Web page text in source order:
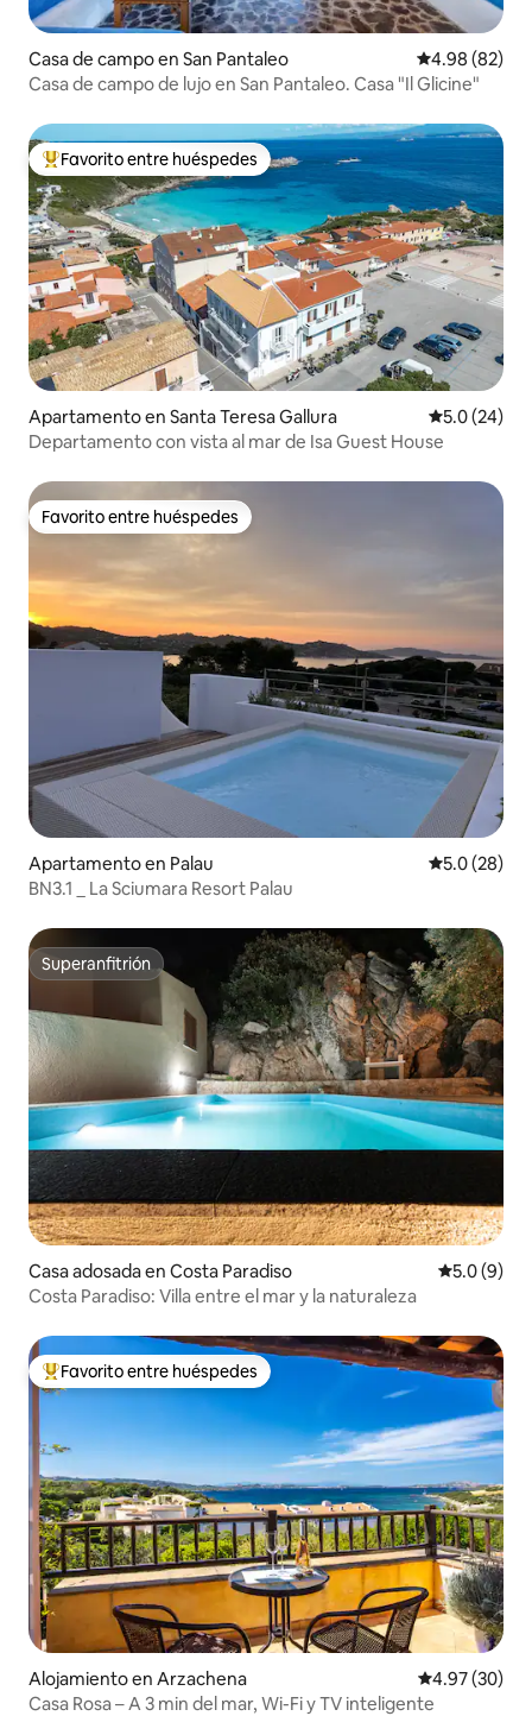
Casa de campo en San Pantaleo Calificación
4.98 (82)
Casa de campo de lujo en San Pantaleo. Casa "Il Glicine"
Favorito entre huéspedes preferido
Favorito entre huéspedes
Apartamento en Santa Teresa Gallura Calificación
5.0 (24)
Departamento con vista al mar de Isa Guest House
Favorito entre huéspedes
Favorito entre huéspedes
Apartamento en Palau Calificación
5.0 (28)
BN3.1 _ La Sciumara Resort Palau
Superanfitrión
Superanfitrión
Casa adosada en Costa Paradiso
5.0 (9)
Costa Paradiso: Villa entre el mar y la naturaleza
Favorito entre huéspedes preferido
Favorito entre huéspedes
Alojamiento en Arzachena Calificación
4.97 (30)
Casa Rosa – A 3 min del mar, Wi-Fi y TV inteligente